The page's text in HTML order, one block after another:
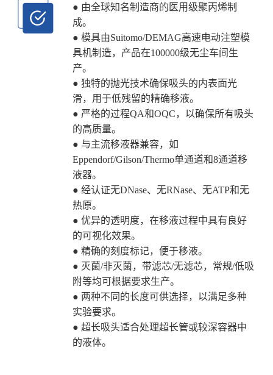
● 由全球知名制造商的医用级聚丙烯制
成。
● 模具由Suitomo/DEMAG高速电动注塑模
具机制造，产品在100000级无尘车间生
产。
● 独特的抛光技术确保吸头的内表面光
滑，用于低残留的精确移液。
● 严格的过程QA和OQC，以确保所有吸头
的高质量。
● 与主流移液器兼容，如
Eppendorf/Gilson/Thermo单通道和8通道移
液器。
● 经认证无DNase、无RNase、无ATP和无
热原。
● 优异的透明度，在移液过程中具有良好
的可视化效果。
● 精确的刻度标记，便于移液。
● 灭菌/非灭菌，带滤芯/无滤芯，常规/低吸
附等均可根据要求生产。
● 两种不同的长度可供选择，以满足多种
实验要求。
● 超长吸头适合处理超长管或较深容器中
的液体。